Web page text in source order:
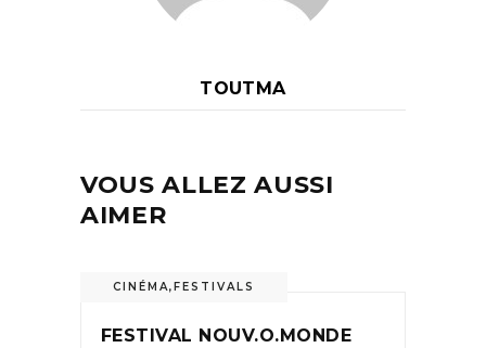
TOUTMA
VOUS ALLEZ AUSSI
AIMER
CINÉMA, FESTIVALS
FESTIVAL NOUV.O.MONDE